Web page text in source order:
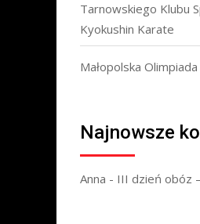
Tarnowskiego Klubu
Kyokushin Karate
Małopolska
Najnowsze
Anna - III dzień obóz